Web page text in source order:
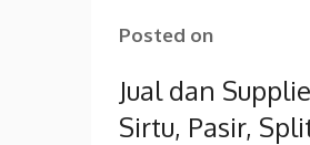
Posted on
Jual dan
Sirtu, Pasir,